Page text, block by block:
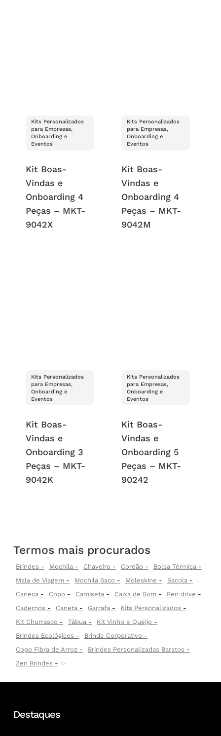
Kits Personalizados
para Empresas,
Onboarding e
Eventos
Kit Boas-
Vindas e
Onboarding 4
Peças – MKT-
9042X
Kits Personalizados
para Empresas,
Onboarding e
Eventos
Kit Boas-
Vindas e
Onboarding 4
Peças – MKT-
9042M
Kits Personalizados
para Empresas,
Onboarding e
Eventos
Kit Boas-
Vindas e
Onboarding 3
Peças – MKT-
9042K
Kits Personalizados
para Empresas,
Onboarding e
Eventos
Kit Boas-
Vindas e
Onboarding 5
Peças – MKT-
90242
Termos mais procurados
Brindes Mochila Chaveiro Cordão
Bolsa Térmica
Mala de Viagem
Mochila Saco Moleskine
Sacola
Caneca
Copo Camiseta Caixa de Som
Pen drive
Cadernos
Caneta Garrafa
Kits Personalizados
Kit Churrasco
Tábua
Kit Vinho e Queijo
Brindes Ecológicos
Brinde Corporativo
Copo Fibra de Arroz
Brindes Personalizadas Baratos
Zen Brindes
✨
Destaques